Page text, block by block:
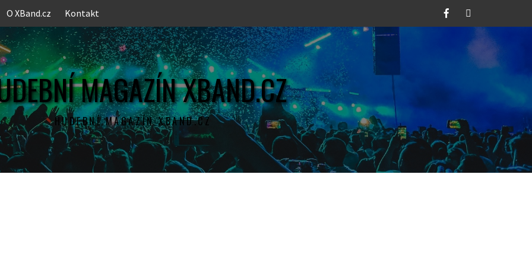
O XBand.cz Kontakt FacebookTwitter
MAGAZÍN XBAND.CZ
HUDEBNÍ MAGAZÍN XBAND.CZ